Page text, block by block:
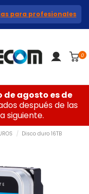
para profesionales
0
de agosto es de
después de las
siguiente.
Disco duro 16TB